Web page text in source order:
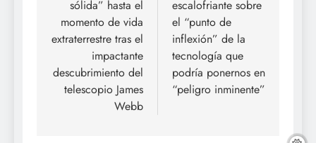
sólida” hasta el
momento de vida
extraterrestre tras el
impactante
descubrimiento del
telescopio James
Webb
escalofriante sobre
el “punto de
inflexión” de la
tecnología que
podría ponernos en
“peligro inminente”